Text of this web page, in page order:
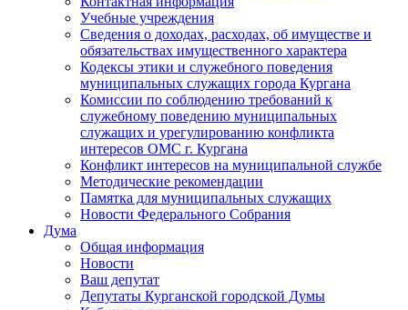
Учебные учреждения
Сведения о доходах, расходах, об имуществе и
обязательствах имущественного характера
Кодексы этики и служебного поведения
муниципальных служащих города Кургана
Комиссии по соблюдению требований к
служебному поведению муниципальных
служащих и урегулированию конфликта
интересов ОМС г. Кургана
Конфликт интересов на муниципальной службе
Методические рекомендации
Памятка для муниципальных служащих
Новости Федерального Cобрания
Дума
Общая информация
Новости
Ваш депутат
Депутаты Курганской городской Думы